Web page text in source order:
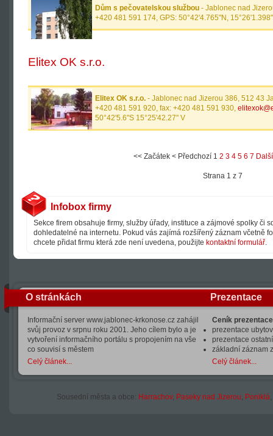
Dům s pečovatelskou službou - Jablonec nad
+420 481 591 174, GPS: 50°42'4.765"N,
Elitex OK s.r.o.
Elitex OK s.r.o. - Jablonec nad Jizerou 386, 512 43
+420 481 591 920, fax: +420 481 591 930,
50°42'5.6"S 15°25'42.27" V
<< Začátek< Předchozí 1 2 3 4 5 6 7 Další
Strana 1 z 7
Infobox firmy
Sekce firem obsahuje firmy, služby úřady, instituce a zájmové spolky či
dohledatelné na internetu. Pokud vás zajímá rozšířený záznam včetně
chcete přidat firmu která zde není uvedena, použijte kontaktní formulář.
O stránkách
Informační server www.jablonec-krkonose.cz zahájil
svůj provoz v srpnu roku 2001. Jeho cílem bylo a je
vytvoření informačního portálu s propojením na vše
co souvisí s městem
Celý článek...
Prezentace
Ceník
prezentace
prezentace
základní záznam
Celý článek...
Sousední města a obce: Harrachov, Paseky nad Jizerou, Poniklá,